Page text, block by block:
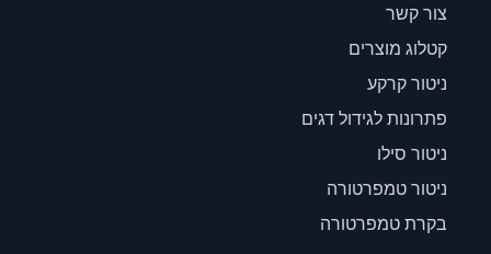
צור קשר
קטלוג מוצרים
ניטור קרקע
פתרונות לגידול דגים
ניטור סילו
ניטור טמפרטורה
בקרת טמפרטורה